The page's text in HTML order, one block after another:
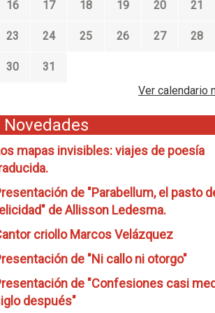
16 17 18 19 20 21
23 24 25 26 27 28
30
31
Ver calendario
Novedades
mapas invisibles: viajes de poesía
de "Parabellum, el pasto
de Allisson Ledesma.
criollo Marcos Velázquez
de "Ni callo ni otorgo"
de "Confesiones casi
después"